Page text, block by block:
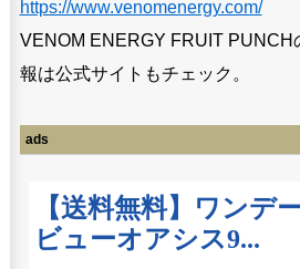
https://www.venomenergy.com/
VENOM ENERGY FRUIT PUNCH
報は公式サイトもチェック。
ads